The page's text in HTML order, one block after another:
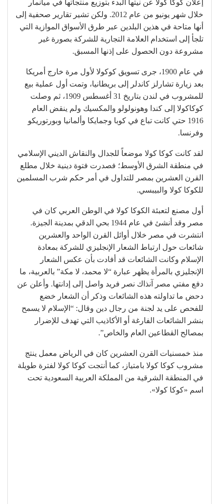
إعلان كوكا كولا عن نيتها البدء بتوزيع منتجاتها في ميانمار
خلال شهر يونيو من عام 2012. ولكن تشير تقارير صحفية إلى
أنها متاحة في هذين البلدين عبر طرق الأسواق الموازية التي
تلجأ إلى استخدام العلامة التجارية للشركة بصورة غير
مشروعة دون الحصول على إذنها المسبق.
في عام 1900، جرى تسويق كوكولا لأول مرة خارج أمريكا
بعد زيارة تشارلز كاندلر إلى بريطانيا، وتمت أول عملية بيع
للمشروب في لندن بتاريخ 31 أغسطس 1909، ثم وصلت
كوكاكولا إلى كندا وهونولولو والمكسيك ولم ينقض العام
1916 حتي كانت تباع في كوبا وجمايكا وألمانيا وبورتوريكو
وفرنسا.
لقد كانت كوكا كولا موضعاً للجدال والنقاش الديني الإسلامي
في منطقة الشرق الأوسط؛ فصدرت فتوة دينية خلال مطلع
القرن العشرين بمصر للتداول في أمر حكم شرب المسلمين
للكوكا كولا والبيبسي.
أول مصنع لتعبئة الكوكا كولا في الوطن العربي كان في
مصر وقد أنشئ في عام 1944 بحي الدقي بمدينة الجيزة.
انتشرت في مصر خلال أوائل القرن الواحد والعشرين
شائعات حول ارتباط الشعار الإنجليزي للشركة بمعادة
الإسلام وكانت الشائعات قد أفادت بأن عكس الشعار
الإنجليزي بالمرأة يظهر عبارة “لا محمد، لا مكة” بالعربية، ما
دفع مفتي مصر آنذاك نصر فريد واصل إلى إدانتها. وأعلن عن
دحض ما تداولته هذه الشائعات وذكر أن الشعار خضع
للفحص على يد لجنة من رجال دين وقال: “الإسلام لا يسمح
بنشر الشائعات الفارغة أو الأكاذيب التي تهدف للإضرار
بمصالح القطاعين العام والخاص”.
منذ خمسنيات القرن العشرين كان في الرياض معمل ينتج
مشروب كوكا كولا بامتياز، كما أنتجت كوكا كولا لفترة طويلة
في المنطقة الشرقية من المملكة العربية السعودية تحت
اسم «كوكا كولا».